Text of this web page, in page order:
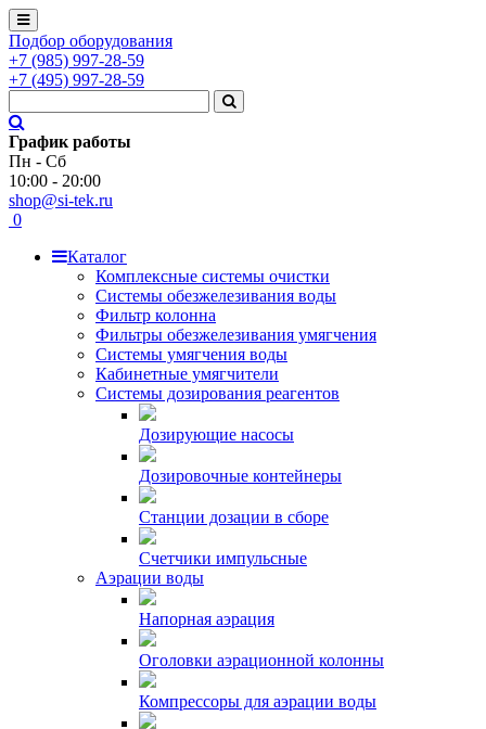
Подбор оборудования
+7 (985) 997-28-59
+7 (495) 997-28-59
График работы
Пн - Сб
10:00 - 20:00
shop@si-tek.ru
0
Каталог
Комплексные системы очистки
Системы обезжелезивания воды
Фильтр колонна
Фильтры обезжелезивания умягчения
Системы умягчения воды
Кабинетные умягчители
Системы дозирования реагентов
Дозирующие насосы
Дозировочные контейнеры
Станции дозации в сборе
Счетчики импульсные
Аэрации воды
Напорная аэрация
Оголовки аэрационной колонны
Компрессоры для аэрации воды